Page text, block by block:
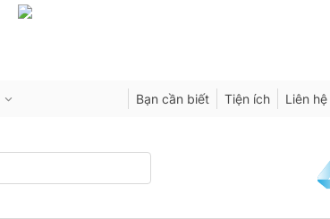
Bạn cần biết Tiện ích Liên hệ